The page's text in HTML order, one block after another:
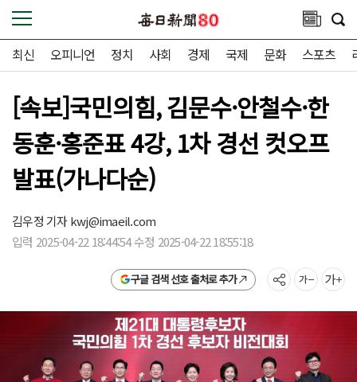
최신 오피니언 정치 사회 경제 국제 문화 스포츠
[속보]국민의힘, 김문수·안철수·한
동훈·홍준표 4강, 1차 경선 컷오프
발표(가나다순)
김우정 기자kwj@imaeil.com
입력 2025-04-22 18:44:54 수정 2025-04-22 18:55:18
구글 검색 선호 출처로 추가